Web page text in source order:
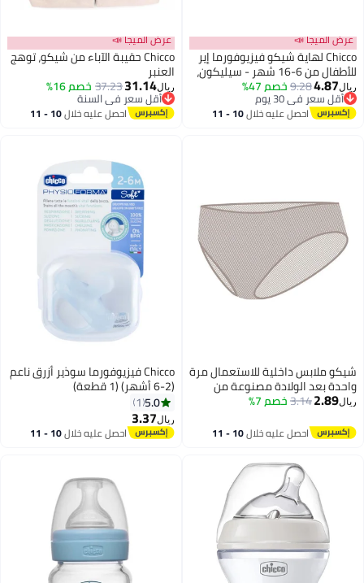
عرض الميجا 📣
Chicco لهاية شيكو فيزيوفورما إير
للأطفال من 6-16 شهر - سيليكون،
تصميم تشريحي، عبوة من 2
ريال4.87
9.28خصم 47%
أقل سعر في 30 يوم
أقل سعر في 30 يوماحصل عليه خلال 10 - 11
عرض الميجا 📣
Chicco حقيبة الآباء من شيكو، توهج
العنبر
ريال31.14
37.23خصم 16%
أقل سعر في السنة
أقل سعر في السنة
احصل عليه خلال 10 - 11
شيكو ملابس داخلية للاستعمال مرة
واحدة بعد الولادة مصنوعة من
قماش غير منسوج مقاس 4
ريال2.89
3.14خصم 7%
احصل عليه خلال 10 - 11
Chicco فيزيوفورما سوذير أزرق ناعم
(2-6 أشهر) (1 قطعة)
5.0
1
ريال3.37
احصل عليه خلال 10 - 11